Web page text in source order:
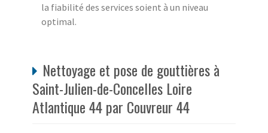
la fiabilité des services soient à un niveau
optimal.
Nettoyage et pose de gouttières à
Saint-Julien-de-Concelles Loire
Atlantique 44 par Couvreur 44